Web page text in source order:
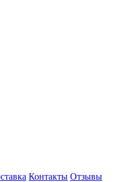
Контакты Отзывы